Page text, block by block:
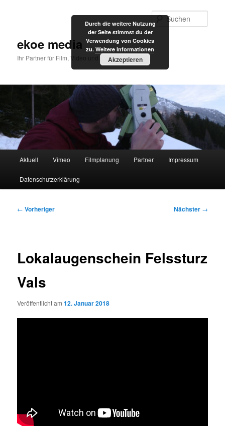
ekoe media
Ihr Partner für Film, Video und Internet
Aktuell Vimeo Filmplanung Partner Impressum
Datenschutzerklärung
Beitragsnavigation
← Vorheriger Nächster →
Lokalaugenschein Felssturz
Vals
Veröffentlicht am12. Januar 2018
Durch die weitere Nutzung
der Seite stimmst du der
Verwendung von Cookies
zu. Weitere Informationen
Akzeptieren